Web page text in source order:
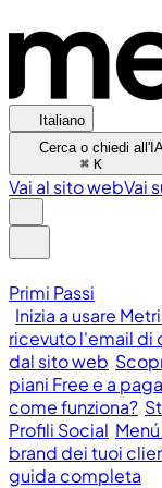
Italiano
Cerca o chiedi
⌘ K
Vai al sito webVai
Primi Passi
Inizia a usare
ricevuto l'email di
dal sito web
piani Free e a
come funziona?
Profili Social
brand dei tuoi
guida completa